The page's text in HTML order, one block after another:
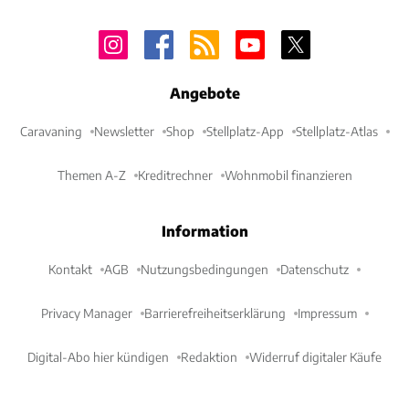
Angebote
Caravaning Newsletter Shop Stellplatz-App Stellplatz-Atlas
Themen A-Z Kreditrechner Wohnmobil finanzieren
Information
Kontakt AGB Nutzungsbedingungen Datenschutz
Privacy Manager Barrierefreiheitserklärung Impressum
Digital-Abo hier kündigen Redaktion Widerruf digitaler Käufe